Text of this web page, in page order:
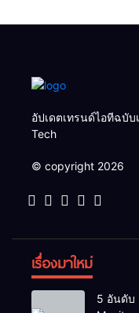
อัปเดตเทรนด์ไอทีฉบั
Tech
© copyright 2026
เรื่องมาใหม่
5 อันดับ